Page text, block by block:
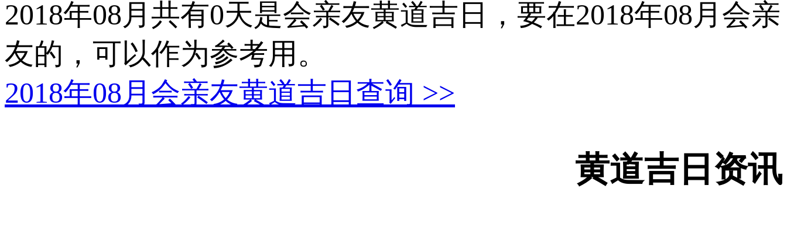
2018年08月共有0天是会亲友黄道吉日，要在2018年08月会亲
友的，可以作为参考用。
2018年08月会亲友黄道吉日查询 >>
黄道吉日资讯